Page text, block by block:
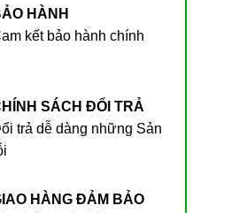
HÀNH
kết bảo hành chính
SÁCH ĐỔI TRẢ
trả dễ dàng những Sản
HÀNG ĐẢM BẢO